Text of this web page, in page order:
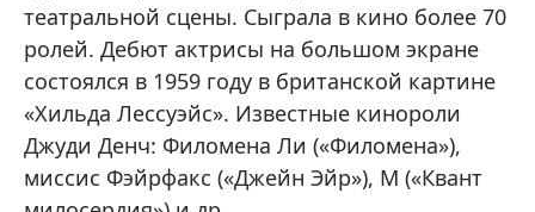
театральной сцены. Сыграла в кино более 70
ролей. Дебют актрисы на большом экране
состоялся в 1959 году в британской картине
«Хильда Лессуэйс». Известные кинороли
Джуди Денч: Филомена Ли («Филомена»),
миссис Фэйрфакс («Джейн Эйр»), М («Квант